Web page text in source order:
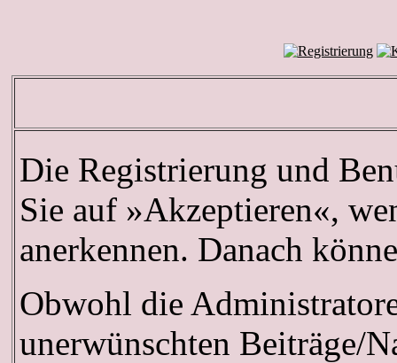
Die Registrierung und
Sie auf »Akzeptieren«,
anerkennen. Danach
Obwohl die
unerwünschten Beiträge/